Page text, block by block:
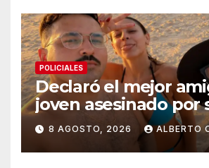
POLICIALES
Declaró el mejor
joven asesinado por
en Chaco: “Le
que la dejara, él era
rehén”
8 AGOSTO, 2026 ALBERTO